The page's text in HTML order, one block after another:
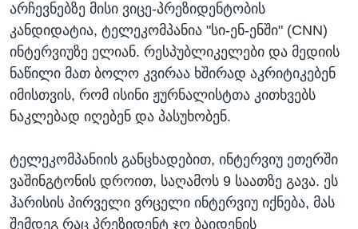
არჩევნებზე მისი ვიცე-პრეზიდენტობის
კანდიდატია, ტელეკომპანია "სი-ენ-ენში" (CNN)
ინტერვიუზე ელიან. რესპუბლიკელები და მედიის
ნაწილი მათ ბოლო კვირაა ხშირად აკრიტიკებენ
იმისთვის, რომ ისინი ჟურნალისტთა კითხვებს
ნაკლებად იღებენ და პასუხობენ.
ტელეკომპანიის განცხადებით, ინტერვიუ ეთერში
ვაშინგტონის დროით, საღამოს 9 საათზე გავა. ეს
ჰარისის პირველი ვრცელი ინტერვიუ იქნება, მას
შემდეგ რაც პრეზიდენტ ჯო ბაიდენის